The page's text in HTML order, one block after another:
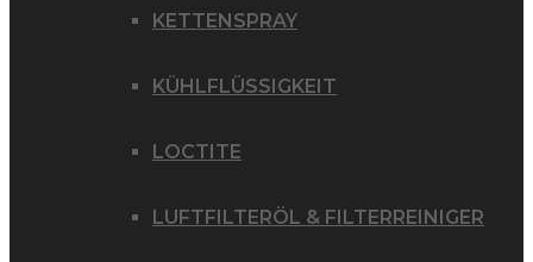
KETTENSPRAY
KÜHLFLÜSSIGKEIT
LOCTITE
LUFTFILTERÖL & FILTERREINIGER